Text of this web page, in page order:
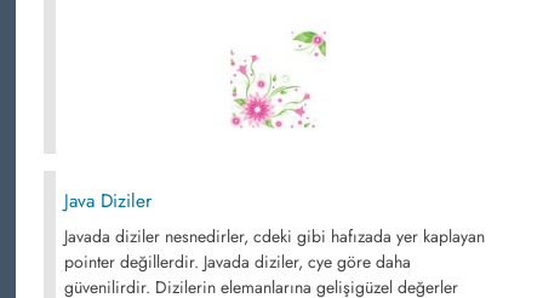
Java Diziler
Javada diziler nesnedirler, cdeki gibi hafızada yer kaplayan
pointer değillerdir. Javada diziler, cye göre daha
güvenilirdir. Dizilerin elemanlarına gelişigüzel değerler